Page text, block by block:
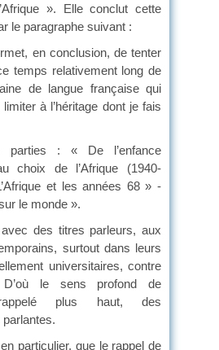
». Elle conclut cette
le paragraphe suivant :
en conclusion, de tenter
temps relativement long de
de langue française qui
à l’héritage dont je fais
parties : « De l’enfance
choix de l’Afrique (1940-
et les années 68 » -
le monde ».
des titres parleurs, aux
surtout dans leurs
universitaires, contre
le sens profond de
rappelé plus haut, des
particulier, que le rappel de